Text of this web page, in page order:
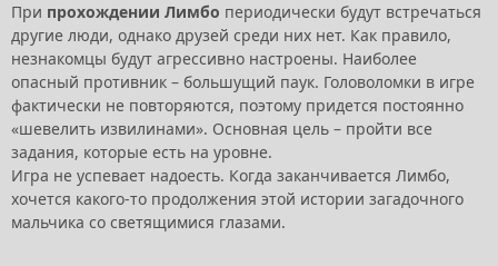
При прохождении Лимбо периодически будут встречаться
другие люди, однако друзей среди них нет. Как правило,
незнакомцы будут агрессивно настроены. Наиболее
опасный противник – большущий паук. Головоломки в игре
фактически не повторяются, поэтому придется постоянно
«шевелить извилинами». Основная цель – пройти все
задания, которые есть на уровне.
Игра не успевает надоесть. Когда заканчивается Лимбо,
хочется какого-то продолжения этой истории загадочного
мальчика со светящимися глазами.